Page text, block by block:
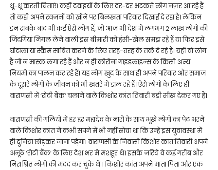
धू-धू करती चिताएं। कहीं दवाइयों के लिए दर-दर भटकते लोग नज़र आ रहे हैं
तो कहीं अपने स्वजनों को खोने पर बिलखता परिवार दिखाई दे रहा है। लेकिन
इन सबके बाद भी कई ऐसे लोग हैं, जो आज भी देश में लगभग 2 लाख लोगों की
जिंदगियां निगल लेने वाली इस बीमारी को हंसी-खेल समझ रहे हैं या फिर इसे
घोटाला या स्कैम साबित करने के लिए तरह-तरह के तर्क दे रहे हैं। यही वो लोग
हैं जो न मास्क लगा रहे हैं और न ही कोरोना गाइडलाइन्स के किसी अन्य
नियमों का पालन कर रहे हैं। यह लोग खुद के साथ ही अपने परिवार और समाज
के दूसरे लोगों के जीवन को भी खतरे में डाल रहे हैं। ऐसे लोगों के लिए ही
वाराणसी में ‘रोटी बैंक’ चलाने वाले किशोर कांत तिवारी बड़ी सीख देकर गए हैं।
वाराणसी की गलियों में हर हर महादेव के नारों के साथ भूखे लोगों का पेट भरने
वाले किशोर कांत ने कभी सपने में भी नहीं सोचा था कि उन्हें इस युवावस्था में
ही दुनिया छोड़कर जाना पड़ेगा। वाराणसी के निवासी किशोर कांत तिवारी अपने
अनूठे ‘रोटी बैंक’ के लिए देश भर में मशहूर थे। इसके जरिये वे कई गरीब और
निराश्रित लोगों की मदद कर चुके थे । किशोर कांत अपने माता पिता और एक